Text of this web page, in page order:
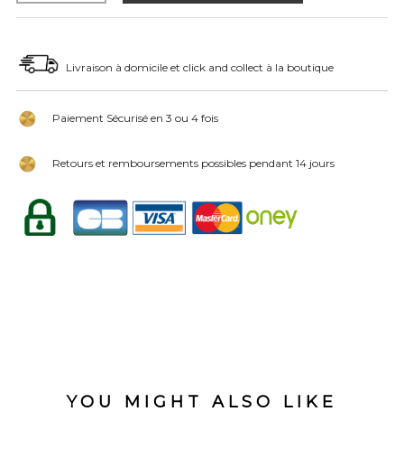
Livraison à domicile et click and collect à la boutique
Paiement Sécurisé en 3 ou 4 fois
Retours et remboursements possibles pendant 14 jours
YOU MIGHT ALSO LIKE